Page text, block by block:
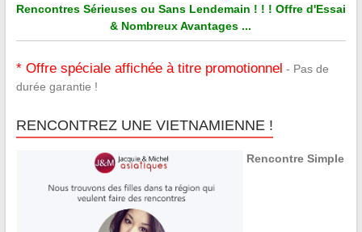
Rencontres Sérieuses ou Sans Lendemain ! ! ! Offre d'Essai
& Nombreux Avantages ...
* Offre spéciale affichée à titre promotionnel - Pas de
durée garantie !
RENCONTREZ UNE VIETNAMIENNE !
Rencontre Simple